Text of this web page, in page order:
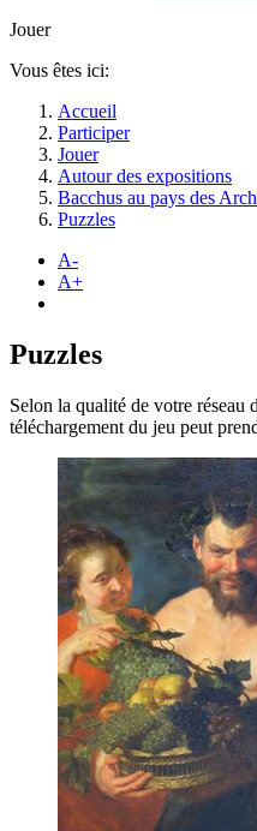
Jouer
Vous êtes ici:
Accueil
Participer
Jouer
Autour des expositions
Bacchus au pays des
Puzzles
A-
A+
Puzzles
Selon la qualité de votre réseau
téléchargement du jeu peut